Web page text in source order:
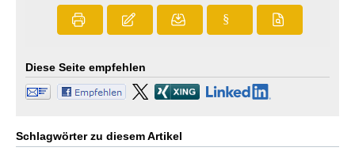
§
Diese Seite empfehlen
Schlagwörter zu diesem Artikel